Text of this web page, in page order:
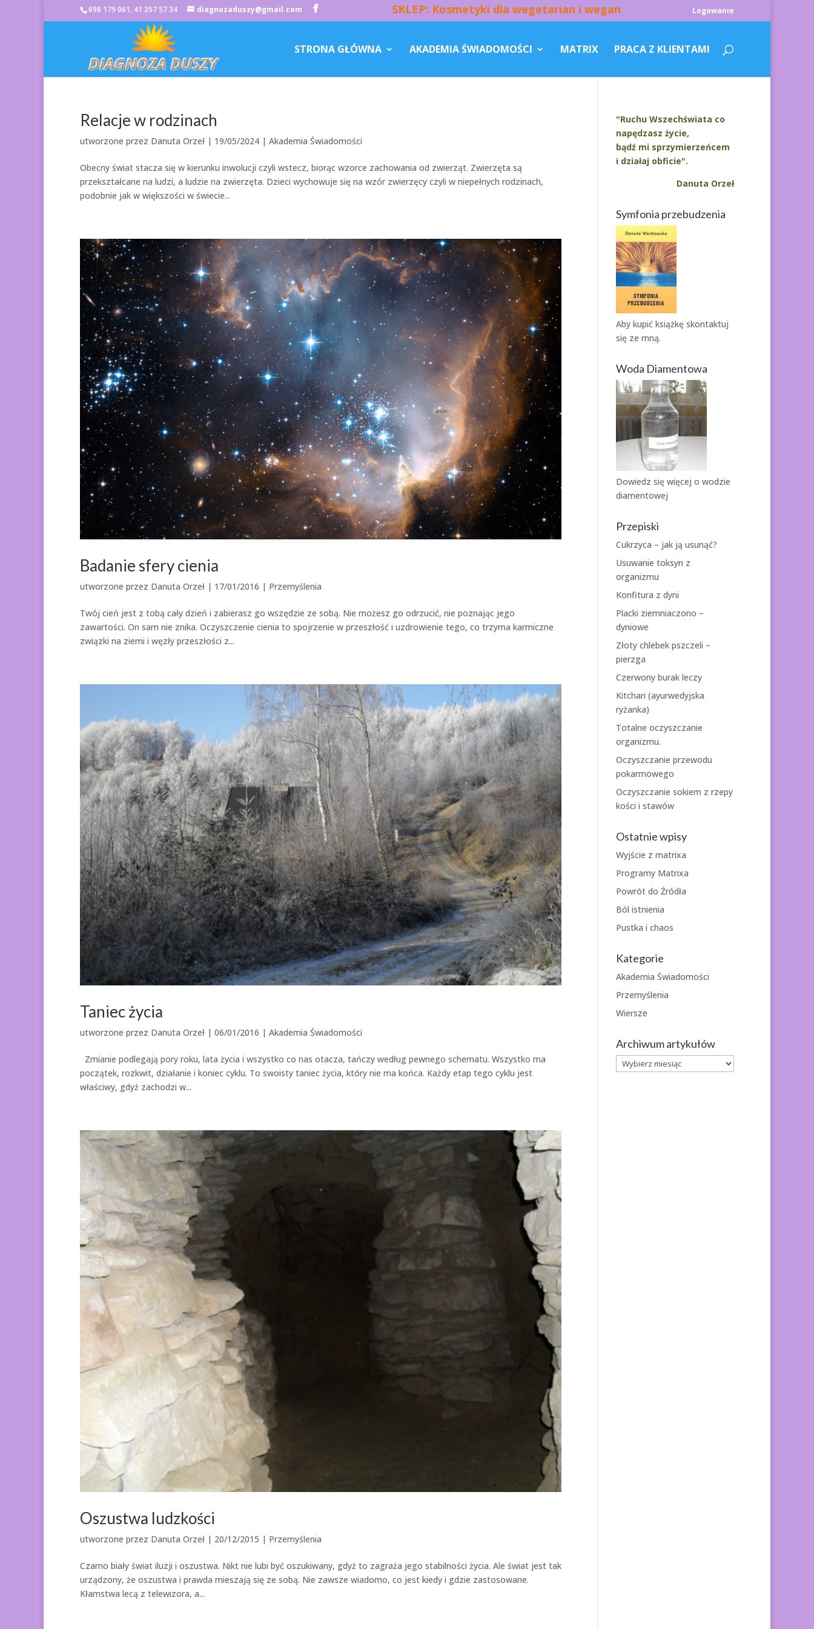
698 179 061, 41 357 57 34 diagnozaduszy@gmail.com SKLEP: Kosmetyki dla wegetarian i wegan Logowanie
STRONA GŁÓWNA AKADEMIA ŚWIADOMOŚCI MATRIX PRACA Z KLIENTAMI
Relacje w rodzinach
utworzone przez Danuta Orzeł | 19/05/2024 | Akademia Świadomości
Obecny świat stacza się w kierunku inwolucji czyli wstecz, biorąc wzorce zachowania od zwierząt. Zwierzęta są
przekształcane na ludzi, a ludzie na zwierzęta. Dzieci wychowuje się na wzór zwierzęcy czyli w niepełnych rodzinach,
podobnie jak w większości w świecie...
Badanie sfery cienia
utworzone przez Danuta Orzeł | 17/01/2016 | Przemyślenia
Twój cień jest z tobą cały dzień i zabierasz go wszędzie ze sobą. Nie możesz go odrzucić, nie poznając jego
zawartości. On sam nie znika. Oczyszczenie cienia to spojrzenie w przeszłość i uzdrowienie tego, co trzyma karmiczne
związki na ziemi i węzły przeszłości z...
Taniec życia
utworzone przez Danuta Orzeł | 06/01/2016 | Akademia Świadomości
Zmianie podlegają pory roku, lata życia i wszystko co nas otacza, tańczy według pewnego schematu. Wszystko ma
początek, rozkwit, działanie i koniec cyklu. To swoisty taniec życia, który nie ma końca. Każdy etap tego cyklu jest
właściwy, gdyż zachodzi w...
Oszustwa ludzkości
utworzone przez Danuta Orzeł | 20/12/2015 | Przemyślenia
Czarno biały świat iluzji i oszustwa. Nikt nie lubi być oszukiwany, gdyż to zagraża jego stabilności życia. Ale świat jest tak
urządzony, że oszustwa i prawda mieszają się ze sobą. Nie zawsze wiadomo, co jest kiedy i gdzie zastosowane.
Kłamstwa lecą z telewizora, a...
"Ruchu Wszechświata co
napędzasz życie,
bądź mi sprzymierzeńcem
i działaj obficie".
Danuta Orzeł
Symfonia przebudzenia
Aby kupić książkę skontaktuj
się ze mną.
Woda Diamentowa
Dowiedz się więcej o wodzie
diamentowej
Przepiski
Cukrzyca – jak ją usunąć?
Usuwanie toksyn z
organizmu
Konfitura z dyni
Placki ziemniaczono –
dyniowe
Złoty chlebek pszczeli –
pierzga
Czerwony burak leczy
Kitchari (ayurwedyjska
ryżanka)
Totalne oczyszczanie
organizmu.
Oczyszczanie przewodu
pokarmowego
Oczyszczanie sokiem z rzepy
kości i stawów
Ostatnie wpisy
Wyjście z matrixa
Programy Matrixa
Powrót do Źródła
Ból istnienia
Pustka i chaos
Kategorie
Akademia Świadomości
Przemyślenia
Wiersze
Archiwum artykułów
Archiwum
artykułów